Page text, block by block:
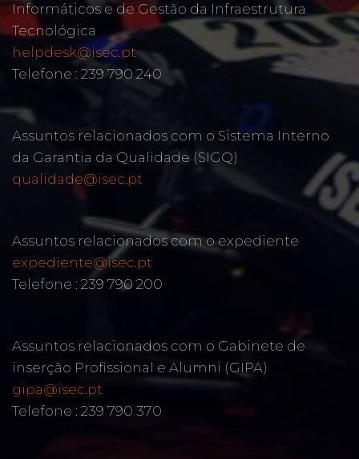
Informáticos e de Gestão da Infraestrutura
Tecnológica
helpdesk@isec.pt
Telefone : 239 790 240
Assuntos relacionados com o Sistema Interno
da Garantia da Qualidade (SIGQ)
qualidade@isec.pt
Assuntos relacionados com o expediente
expediente@isec.pt
Telefone : 239 790 200
Assuntos relacionados com o Gabinete de
inserção Profissional e Alumni (GIPA)
gipa@isec.pt
Telefone : 239 790 370